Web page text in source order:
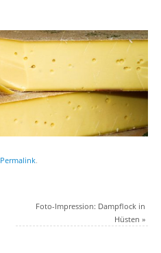
Permalink.
Foto-Impression: Dampflock in
Hüsten»